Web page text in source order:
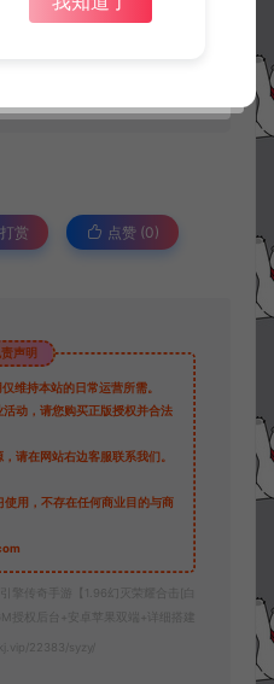
打赏 点赞 (0)
声明
维持本站的日常运营所需。
动，请您购买正版授权并合法
请在网站右边客服联系我们。
用，不存在任何商业目的与商
擎传奇手游【1.96幻灭荣耀合击[白
授权后台+安卓苹果双端+详细搭建
22383/syzy/